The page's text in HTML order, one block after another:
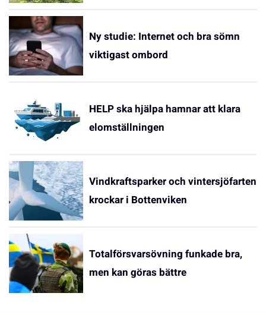
Ny studie: Internet och bra sömn
viktigast ombord
HELP ska hjälpa hamnar att klara
elomställningen
Vindkraftsparker och vintersjöfarten
krockar i Bottenviken
Totalförsvarsövning funkade bra,
men kan göras bättre